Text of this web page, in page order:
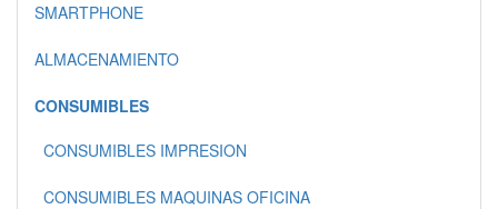
SMARTPHONE
ALMACENAMIENTO
CONSUMIBLES
CONSUMIBLES IMPRESION
CONSUMIBLES MAQUINAS OFICINA